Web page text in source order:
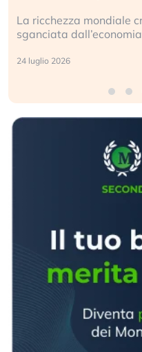
La ricchezza mondiale
sganciata
24 luglio 2026